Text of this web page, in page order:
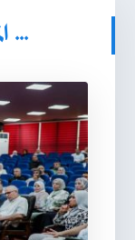
المنشورات ذات الصلة ...